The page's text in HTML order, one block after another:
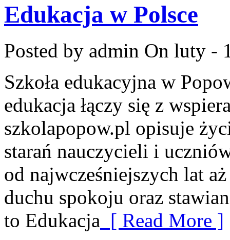
Edukacja w Polsce
Posted by admin On luty -
Szkoła edukacyjna w
edukacja łączy się z
szkolapopow.pl opisuje
starań nauczycieli i
od najwcześniejszych lat
duchu spokoju oraz
to Edukacja [ Read More ]